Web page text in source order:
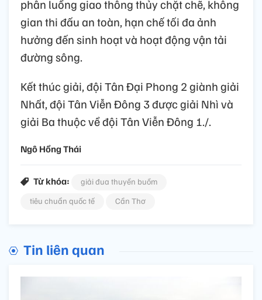
phân luồng giao thông thủy chặt chẽ, không
gian thi đấu an toàn, hạn chế tối đa ảnh
hưởng đến sinh hoạt và hoạt động vận tải
đường sông.
Kết thúc giải, đội Tân Đại Phong 2 giành giải
Nhất, đội Tân Viễn Đông 3 được giải Nhì và
giải Ba thuộc về đội Tân Viễn Đông 1./.
Ngô Hồng Thái
Từ khóa:
giải đua thuyền buồm
tiêu chuẩn quốc tế
Cần Thơ
Tin liên quan